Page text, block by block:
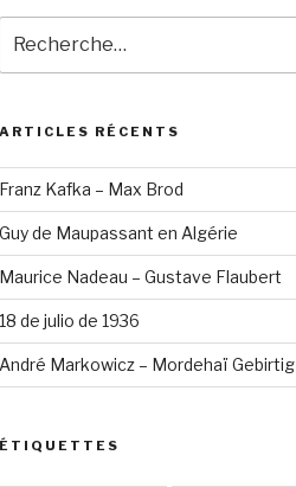
pour
:
ARTICLES RÉCENTS
Franz Kafka – Max Brod
Guy de Maupassant en Algérie
Maurice Nadeau – Gustave Flaubert
18 de julio de 1936
André Markowicz – Mordehaï Gebirtig
ÉTIQUETTES